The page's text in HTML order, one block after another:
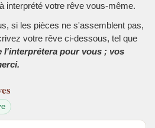
interprété votre rêve vous-même.
si les pièces ne s'assemblent pas,
votre rêve ci-dessous, tel que
l'interprétera pour vous ; vos